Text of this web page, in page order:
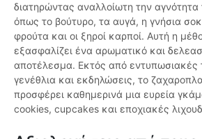
διατηρώντας αναλλοίωτη την
όπως το βούτυρο, τα αυγά, η γνήσια
φρούτα και οι ξηροί καρποί. Αυτή η
εξασφαλίζει ένα αρωματικό και
αποτέλεσμα. Εκτός από εντυπωσιακές
γενέθλια και εκδηλώσεις, το
προσφέρει καθημερινά μια ευρεία
cookies, cupcakes και εποχιακές